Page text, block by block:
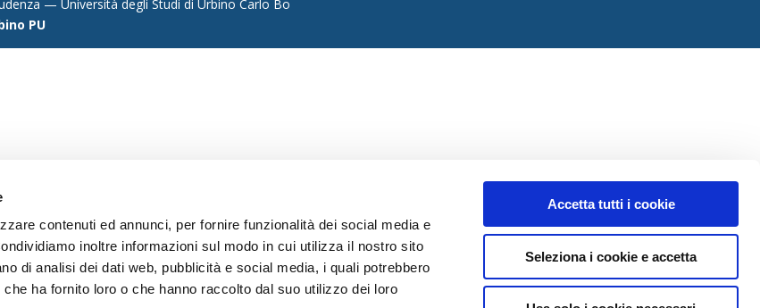
contenuti ed annunci, per fornire funzionalità dei social media e
inoltre informazioni sul modo in cui utilizza il nostro sito
di analisi dei dati web, pubblicità e social media, i quali potrebbero
ha fornito loro o che hanno raccolto dal suo utilizzo dei loro
Accetta tutti i cookie
Seleziona i cookie e accetta
— Università degli Studi di Urbino Carlo Bo
PU